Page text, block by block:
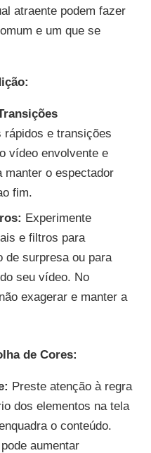
atraente podem fazer
e um que se
rápidos e transições
vídeo envolvente e
manter o espectador
fim.
Experimente
e filtros para
de surpresa ou para
seu vídeo. No
exagerar e manter a
de Cores:
Preste atenção à regra
dos elementos na tela
o conteúdo.
aumentar